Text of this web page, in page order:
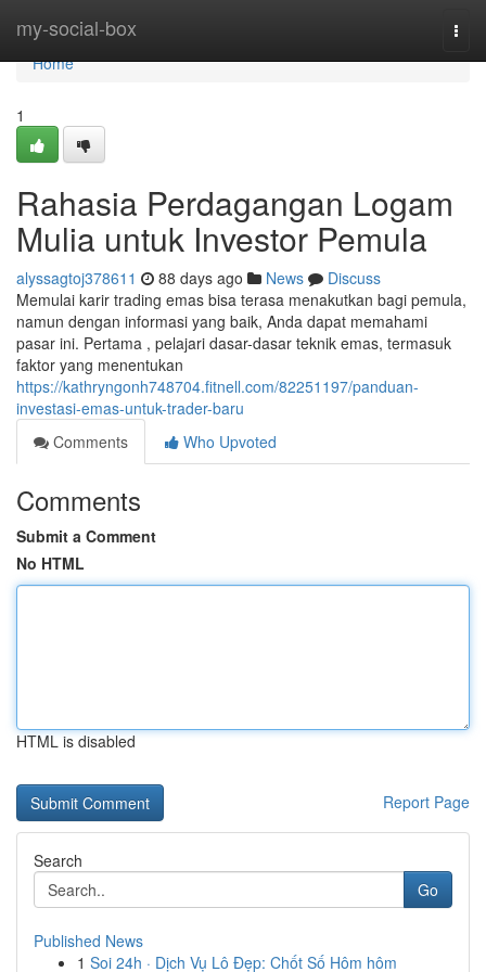
my-social-box
Home
Home
1
Rahasia Perdagangan Logam
Mulia untuk Investor Pemula
alyssagtoj378611 88 days ago News
Discuss
Memulai karir trading emas bisa terasa menakutkan bagi pemula,
namun dengan informasi yang baik, Anda dapat memahami
pasar ini. Pertama , pelajari dasar-dasar teknik emas, termasuk
faktor yang menentukan
https://kathryngonh748704.fitnell.com/82251197/panduan-
investasi-emas-untuk-trader-baru
Comments
Who Upvoted
Comments
Submit a Comment
No HTML
HTML is disabled
Report Page
Search
Go
Published News
1 Soi 24h · Dịch Vụ Lô Đẹp: Chốt Số Hôm hôm